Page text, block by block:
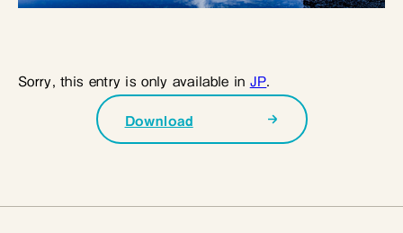
Sorry, this entry is only available in JP.
Download